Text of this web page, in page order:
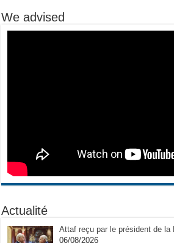
We advised
Actualité
Attaf reçu par le président de la
06/08/2026